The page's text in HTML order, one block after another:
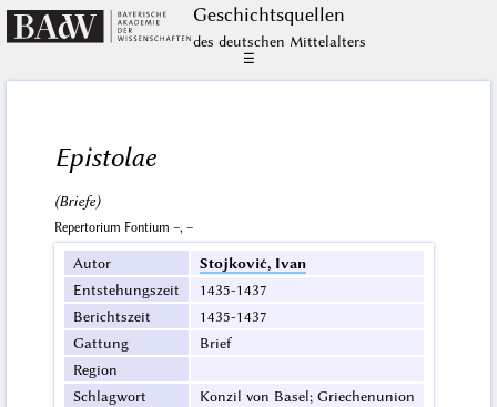
Geschichts­quellen
des deutschen Mittelalters
☰
Epistolae
(Briefe)
Repertorium Fontium –, –
Autor
Stojković, Ivan
Entstehungszeit
1435-1437
Berichtszeit
1435-1437
Gattung
Brief
Region
Schlagwort
Konzil von Basel; Griechenunion